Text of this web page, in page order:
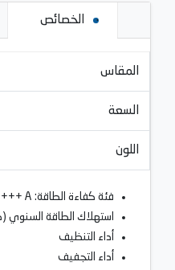
الخصائص
المقاس
السعة
اللون
فئة كفاءة الطاقة: A +++
استهلاك الطاقة السنوي
أداء التنظيف
أداء التجفيف